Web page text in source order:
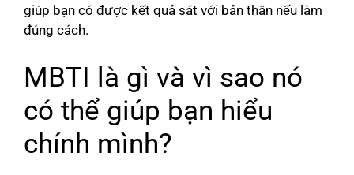
giúp bạn có được kết quả sát với bản thân nếu làm
đúng cách.
MBTI là gì và vì sao nó
có thể giúp bạn hiểu
chính mình?